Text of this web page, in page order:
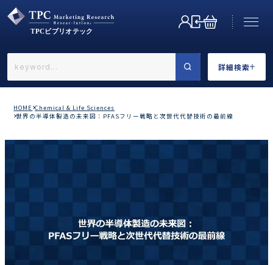
詳細検索
←戻る
HOME Chemical & Life Sciences
世界の半導体製造の未来図：PFASフリー戦略と次世代代替技術の最前線